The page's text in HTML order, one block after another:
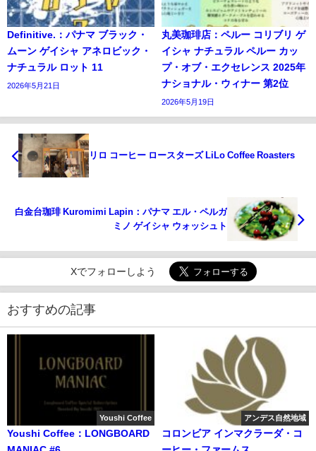
Definitive.：パナマ ブラック・
ムーン ゲイシャ アネロビック・
ナチュラル ロット 11
2026年5月21日
丸美珈琲店：ペルー コリブリ ゲ
イシャ ナチュラル ペルー カッ
プ・オブ・エクセレンス 2025年
ナショナル・ウィナー 第2位
2026年5月19日
リロ コーヒー ロースターズ LiLo Coffee Roasters
白金台珈琲 Kuromimi Lapin：パナマ エル・ペルガ
ミノ ゲイシャ ウォッシュト
Xでフォローしよう
おすすめの記事
Youshi Coffee
Youshi Coffee：LONGBOARD
アンデス自然地域
コロンビア インマクラーダ・コ